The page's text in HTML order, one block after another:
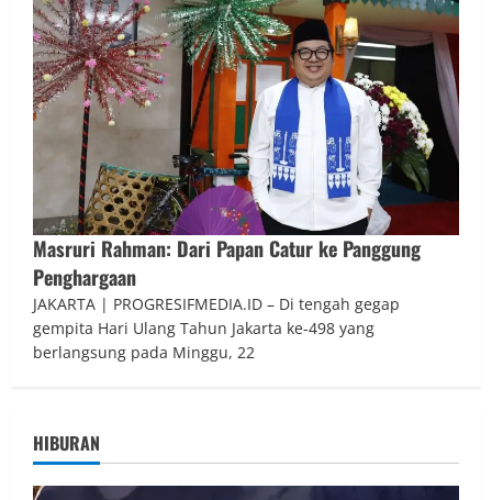
Masruri Rahman: Dari Papan Catur ke Panggung
Penghargaan
JAKARTA | PROGRESIFMEDIA.ID – Di tengah gegap
gempita Hari Ulang Tahun Jakarta ke-498 yang
berlangsung pada Minggu, 22
HIBURAN